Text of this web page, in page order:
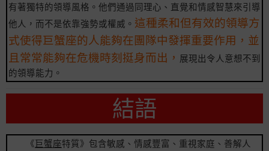
有著獨特的領導風格。他們通過同理心、直覺和情感智慧來引導
他人，而不是依靠強勢或權威。 這種柔和但有效的領導方
式使得巨蟹座的人能夠在團隊中發揮重要作用，並
且常常能夠在危機時刻挺身而出， 展現出令人意想不到
的領導能力。
結語
《巨蟹座特質》包含敏感、情感豐富、重視家庭、善解人